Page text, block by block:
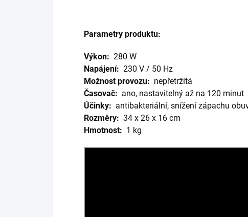
Parametry produktu:
Výkon: 280 W
Napájení: 230 V / 50 Hz
Možnost provozu: nepřetržitá
Časovač: ano, nastavitelný až na 120 minut
Účinky: antibakteriální, snížení zápachu
Rozměry: 34 x 26 x 16 cm
Hmotnost: 1 kg